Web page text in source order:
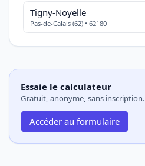
Tigny-Noyelle
Pas-de-Calais (62) • 62180
Essaie le calculateur
Gratuit, anonyme, sans inscription.
Accéder au formulaire